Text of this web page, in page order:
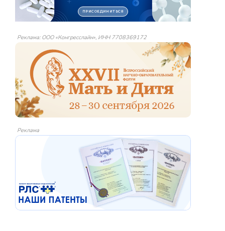
Реклама: ООО «Конгресслайн», ИНН 7708369172
Реклама